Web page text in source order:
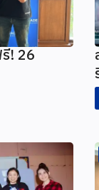
! 26